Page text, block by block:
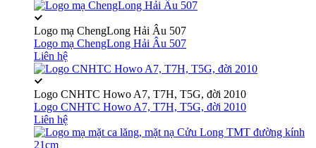
Logo mạ ChengLong Hải Âu 507
Logo mạ ChengLong Hải Âu 507
Liên hệ
Logo CNHTC Howo A7, T7H, T5G, đời 2010
Logo CNHTC Howo A7, T7H, T5G, đời 2010
Liên hệ